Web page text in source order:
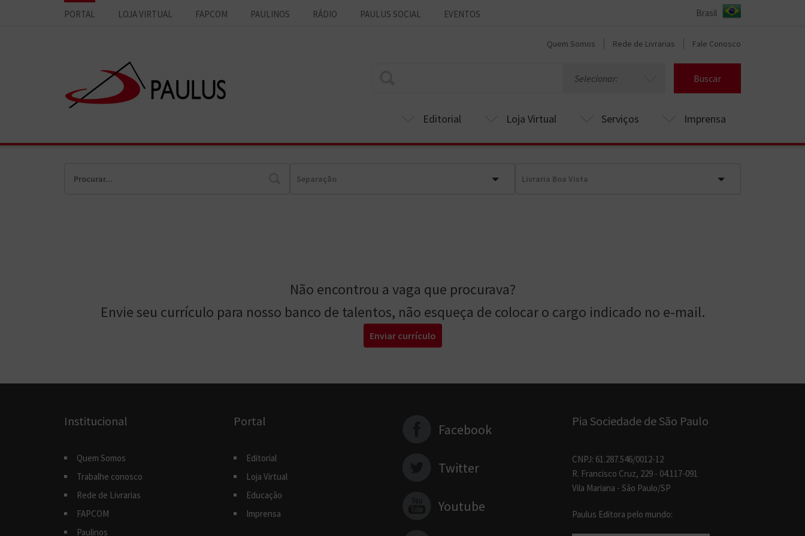
PORTAL LOJA VIRTUAL FAPCOM PAULINOS RÁDIO PAULUS SOCIAL EVENTOS
Quem Somos Rede de Livrarias Fale Conosco
Selecionar: Buscar
Editorial Loja Virtual Serviços Imprensa
Separação Livraria Boa Vista
Não encontrou a vaga que procurava?
Envie seu currículo para nosso banco de talentos, não esqueça de colocar o cargo indicado no e-mail.
Enviar currículo
Institucional
Quem Somos
Trabalhe conosco
Rede de Livrarias
FAPCOM
Paulinos
Portal
Editorial
Loja Virtual
Educação
Imprensa
Facebook
Twitter
Youtube
Pia Sociedade de São Paulo
CNPJ: 61.287.546/0012-12
R. Francisco Cruz, 229 - 04.117-091
Vila Mariana - São Paulo/SP
Paulus Editora pelo mundo: